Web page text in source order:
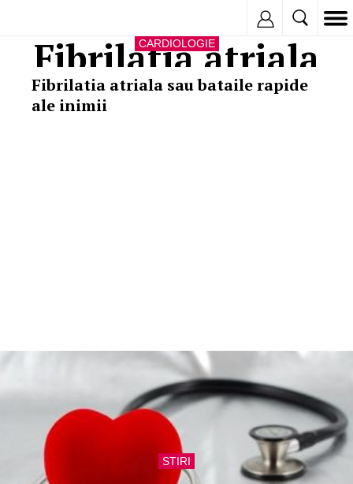
Fibrilatia atriala
CARDIOLOGIE
Fibrilatia atriala sau bataile rapide
ale inimii
STIRI